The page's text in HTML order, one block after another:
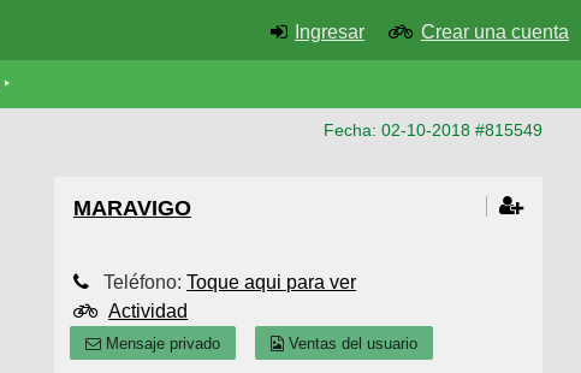
Ingresar Crear una cuenta
Fecha: 02-10-2018 #815549
MARAVIGO
Teléfono:Toque aqui para ver
Actividad
Mensaje privado Ventas del usuario